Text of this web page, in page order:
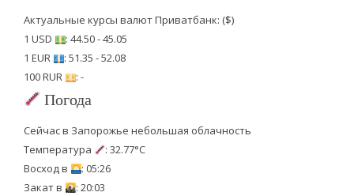
Актуальные курсы валют Приватбанк: ($)
1 USD
: 44.50 - 45.05
1 EUR
: 51.35 - 52.08
100 RUR
: -
Погода
Сейчас в Запорожье небольшая облачность
Температура
: 32.77°C
Восход в
: 05:26
Закат в
: 20:03